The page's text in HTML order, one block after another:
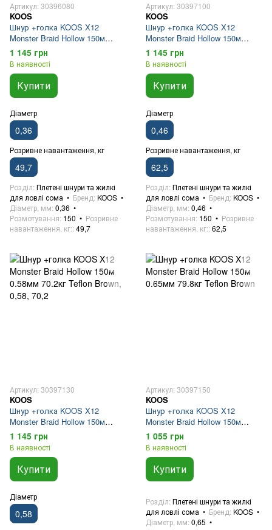
Артикул: 30396080
KOOS
Шнур +голка KOOS X12
Monster Braid Hollow 150м
0.36мм 49.7кг Teflon Brown
1 145 грн
В наявності
Купити
Діаметр
0,36
Розривне навантаження, кг
49,7
Розділ Плетені шнури та жилкі
для ловлі сома
Бренд KOOS
Діаметр, мм 0,36
Розмотування 150
Розривне
навантаження, кг: 49,7
Артикул: 30397100
KOOS
Шнур +голка KOOS X12
Monster Braid Hollow 150м
0.46мм 62.5кг Teflon Brown
1 145 грн
В наявності
Купити
Діаметр
0,46
Розривне навантаження, кг
62,5
Розділ Плетені шнури та жилкі
для ловлі сома
Бренд KOOS
Діаметр, мм 0,46
Розмотування 150
Розривне
навантаження, кг: 62,5
Артикул: 30397130
KOOS
Шнур +голка KOOS X12
Monster Braid Hollow 150м
0.58мм 70.2кг Teflon Brown
1 145 грн
В наявності
Купити
Діаметр
0,58
Артикул: 30397150
KOOS
Шнур +голка KOOS X12
Monster Braid Hollow 150м
0.65мм 79.8кг Teflon Brown
1 055 грн
В наявності
Купити
Розділ Плетені шнури та жилкі
для ловлі сома
Бренд KOOS
Діаметр, мм 0,65